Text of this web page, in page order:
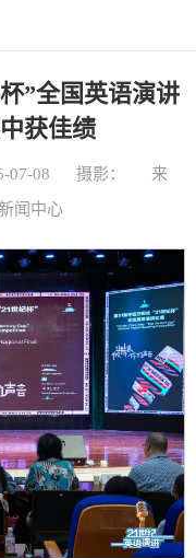
”全国英语演讲
获佳绩
07-08 摄影：
来
闻中心